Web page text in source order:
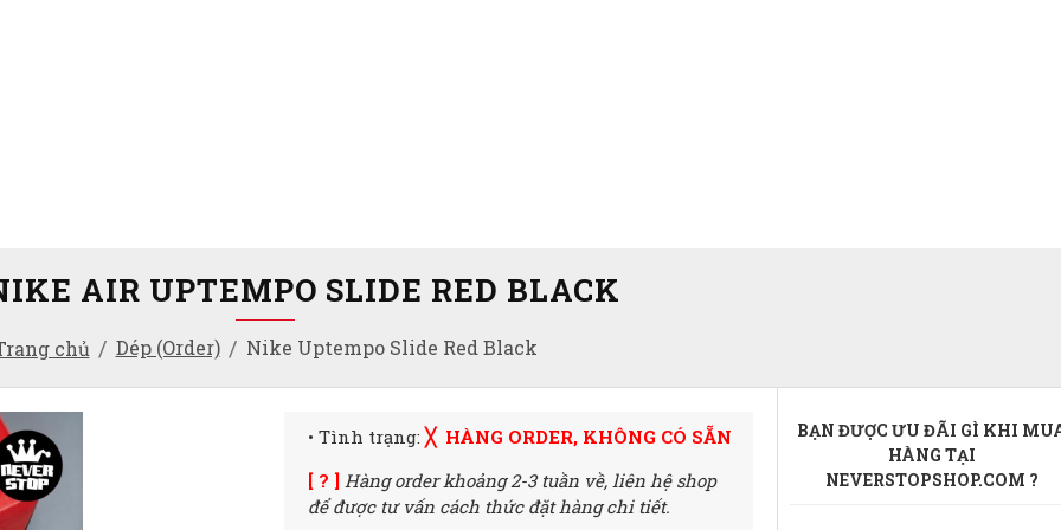
chủ Dép (Order) Nike Uptempo Slide Red Black
AIR UPTEMPO SLIDE RED BLACK
• Tình trạng:╳ HÀNG ORDER, KHÔNG CÓ SẴN
[ ? ] Hàng order khoảng 2-3 tuần về,liên hệ shop
để được tư vấn cách thức đặt hàng chi tiết.
BẠN ĐƯỢC ƯU ĐÃI GÌ KHI
HÀNG TẠI
NEVERSTOPSHOP.COM ?